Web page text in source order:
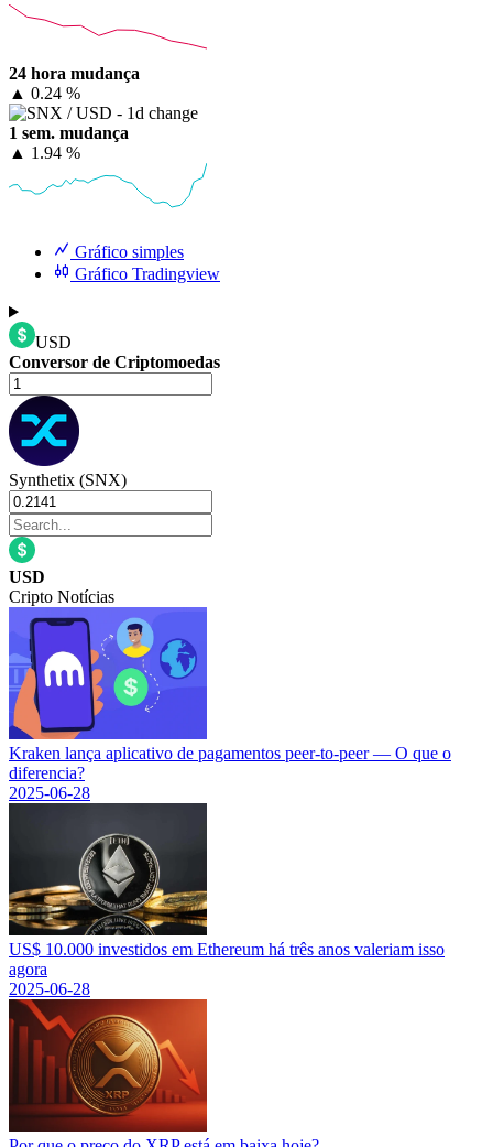
24 hora mudança
▲ 0.24 %
1 sem. mudança
▲ 1.94 %
Gráfico simples
Gráfico Tradingview
USD
Conversor de Criptomoedas
Synthetix (SNX)
USD
Cripto Notícias
Kraken lança aplicativo de pagamentos peer-to-peer — O que o
diferencia?
2025-06-28
US$ 10.000 investidos em Ethereum há três anos valeriam isso
agora
2025-06-28